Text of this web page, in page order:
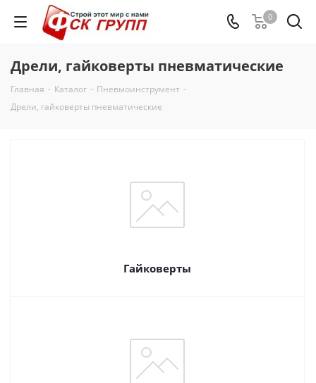
0
Дрели, гайковерты пневматические
Главная - Каталог - Пневмоинструмент -
Дрели, гайковерты пневматические
Гайковерты